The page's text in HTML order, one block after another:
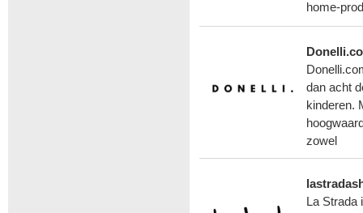
home-
dan acht
kinderen.
zowel
La